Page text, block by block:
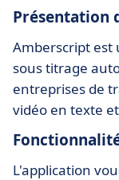
Présentation
Amberscript est
sous titrage
entreprises de
vidéo en texte
L'application